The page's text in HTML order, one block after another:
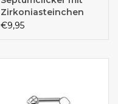
Zirkoniasteinchen
€9,95